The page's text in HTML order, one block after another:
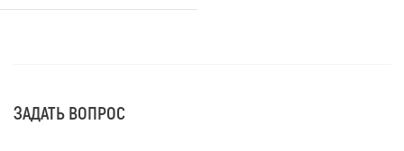
ЗАДАТЬ ВОПРОС